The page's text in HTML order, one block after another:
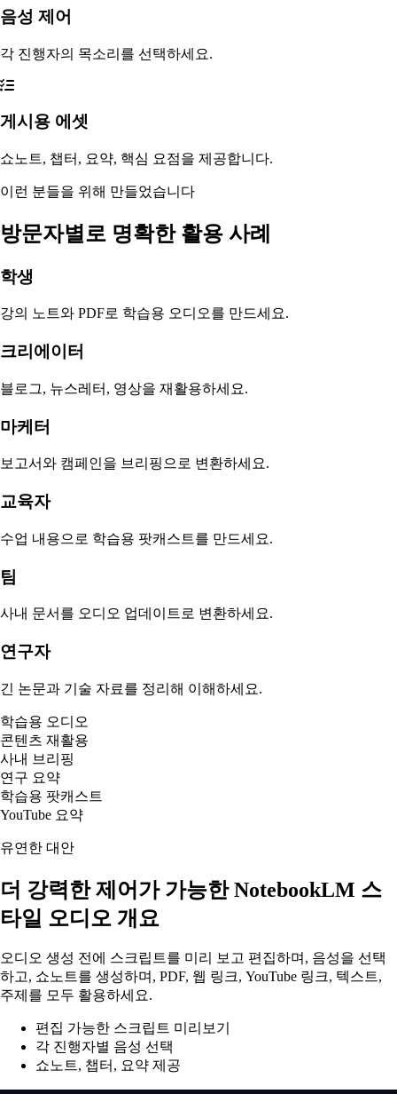
음성 제어
각 진행자의 목소리를 선택하세요.
게시용 에셋
쇼노트, 챕터, 요약, 핵심 요점을 제공합니다.
이런 분들을 위해 만들었습니다
방문자별로 명확한 활용 사례
학생
강의 노트와 PDF로 학습용 오디오를 만드세요.
크리에이터
블로그, 뉴스레터, 영상을 재활용하세요.
마케터
보고서와 캠페인을 브리핑으로 변환하세요.
교육자
수업 내용으로 학습용 팟캐스트를 만드세요.
팀
사내 문서를 오디오 업데이트로 변환하세요.
연구자
긴 논문과 기술 자료를 정리해 이해하세요.
학습용 오디오
콘텐츠 재활용
사내 브리핑
연구 요약
학습용 팟캐스트
YouTube 요약
유연한 대안
더 강력한 제어가 가능한 NotebookLM 스
타일 오디오 개요
오디오 생성 전에 스크립트를 미리 보고 편집하며, 음성을 선택
하고, 쇼노트를 생성하며, PDF, 웹 링크, YouTube 링크, 텍스트,
주제를 모두 활용하세요.
편집 가능한 스크립트 미리보기
각 진행자별 음성 선택
쇼노트, 챕터, 요약 제공